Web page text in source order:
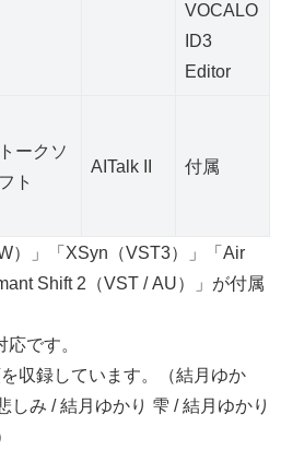
VOCALO
ID3
Editor
トークソ
フト
AITalk II 付属
）」「XSyn（VST3）」「Air
Shift 2（VST / AU）」が付属
です。
収録しています。（結月ゆか
しみ / 結月ゆかり 雫 / 結月ゆかり